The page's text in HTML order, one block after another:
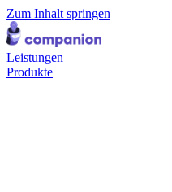
Zum Inhalt springen
Leistungen
Produkte